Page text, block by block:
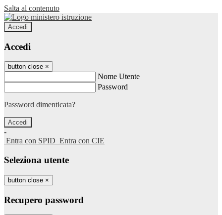
Salta al contenuto
Accedi
Accedi
button close ×
Nome Utente
Password
Password dimenticata?
-
Entra con SPID Entra con CIE
Seleziona utente
button close ×
Recupero password